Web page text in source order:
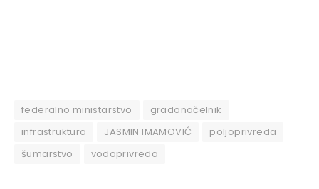
federalno ministarstvo
gradonačelnik
infrastruktura
JASMIN IMAMOVIĆ
poljoprivreda
šumarstvo
vodoprivreda